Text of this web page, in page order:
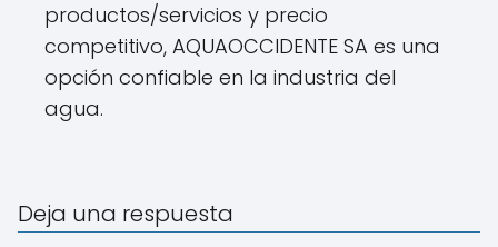
productos/servicios y precio
competitivo, AQUAOCCIDENTE SA es una
opción confiable en la industria del
agua.
Deja una respuesta